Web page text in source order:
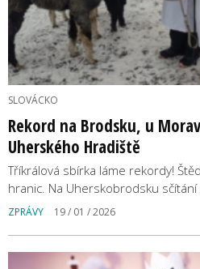
SLOVÁCKO
Rekord na Brodsku, u
Uherského Hradiště
Tříkrálová sbírka láme rekordy!
hranic. Na Uherskobrodsku sčítání
ZPRÁVY 19 / 01 / 2026